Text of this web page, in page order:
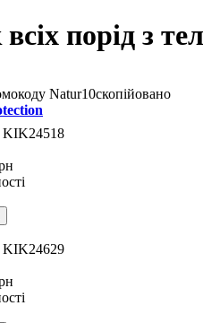
порід з
Natur10скопійовано
KIK24518
KIK24629